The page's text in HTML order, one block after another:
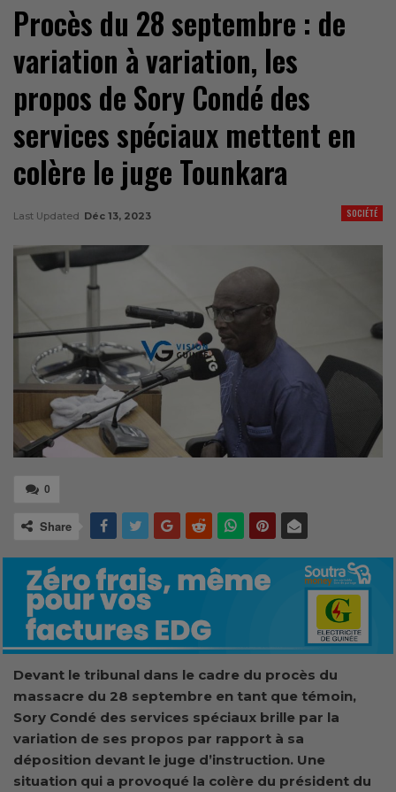
Procès du 28 septembre : de
variation à variation, les
propos de Sory Condé des
services spéciaux mettent en
colère le juge Tounkara
SOCIÉTÉ
Last Updated Déc 13, 2023
0
Share
Devant le tribunal dans le cadre du procès du
massacre du 28 septembre en tant que témoin,
Sory Condé des services spéciaux brille par la
variation de ses propos par rapport à sa
déposition devant le juge d’instruction. Une
situation qui a provoqué la colère du président du